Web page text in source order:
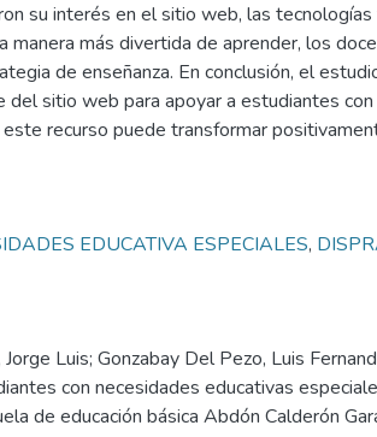
su interés en el sitio web, las
manera más divertida de aprender, los
de enseñanza. En conclusión, el
del sitio web para apoyar a estudiantes con
recurso puede transformar
EDUCATIVA ESPECIALES,
Luis; Gonzabay Del Pezo, Luis
con necesidades educativas
de educación básica Abdón Calderón